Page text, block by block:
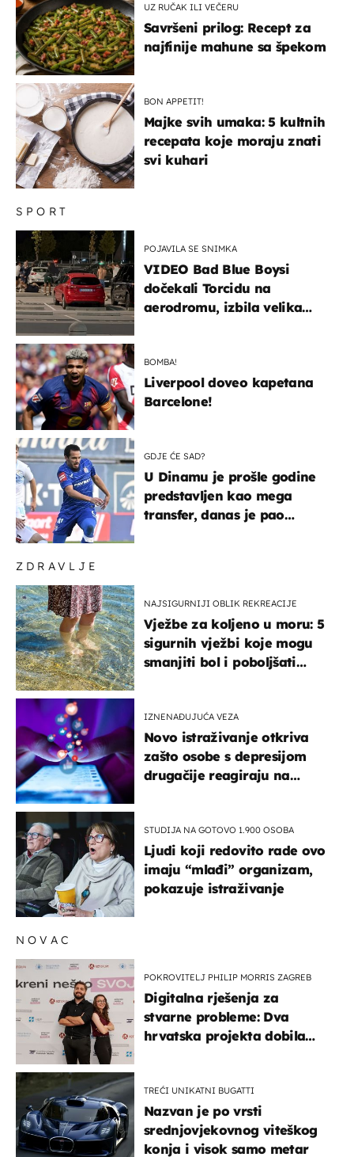
ZDRAVLJE
NAJSIGURNIJI OBLIK REKREACIJE
Vježbe za koljeno u moru: 5
sigurnih vježbi koje mogu
smanjiti bol i poboljšati
IZNENAĐUJUĆA VEZA
Novo istraživanje otkriva
zašto osobe s depresijom
drugačije reagiraju na
STUDIJA NA GOTOVO 1.900 OSOBA
Ljudi koji redovito rade ovo
imaju “mlađi” organizam,
pokazuje istraživanje
SPORT
POJAVILA SE SNIMKA
VIDEO Bad Blue Boysi
dočekali Torcidu na
aerodromu, izbila velika
BOMBA!
Liverpool doveo kapetana
Barcelone!
GDJE ĆE SAD?
U Dinamu je prošle godine
predstavljen kao mega
transfer, danas je pao
UZ RUČAK ILI VEČERU
Savršeni prilog: Recept za
najfinije mahune sa špekom
BON APPETIT!
Majke svih umaka: 5 kultnih
recepata koje moraju znati
svi kuhari
NOVAC
POKROVITELJ PHILIP MORRIS ZAGREB
Digitalna rješenja za
stvarne probleme: Dva
hrvatska projekta dobila
TREĆI UNIKATNI BUGATTI
Nazvan je po vrsti
srednjovjekovnog viteškog
konja i visok samo metar